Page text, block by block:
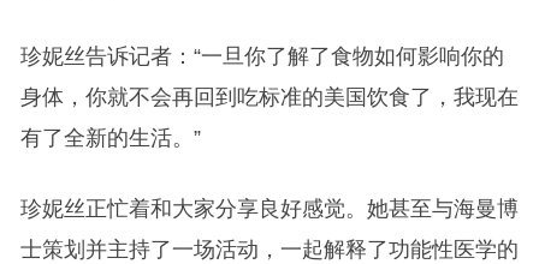
珍妮丝告诉记者：“一旦你了解了食物如何影响你的
身体，你就不会再回到吃标准的美国饮食了，我现在
有了全新的生活。”
珍妮丝正忙着和大家分享良好感觉。她甚至与海曼博
士策划并主持了一场活动，一起解释了功能性医学的